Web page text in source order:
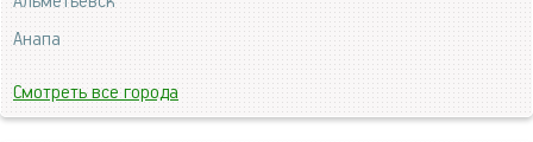
Анапа
Смотреть все города